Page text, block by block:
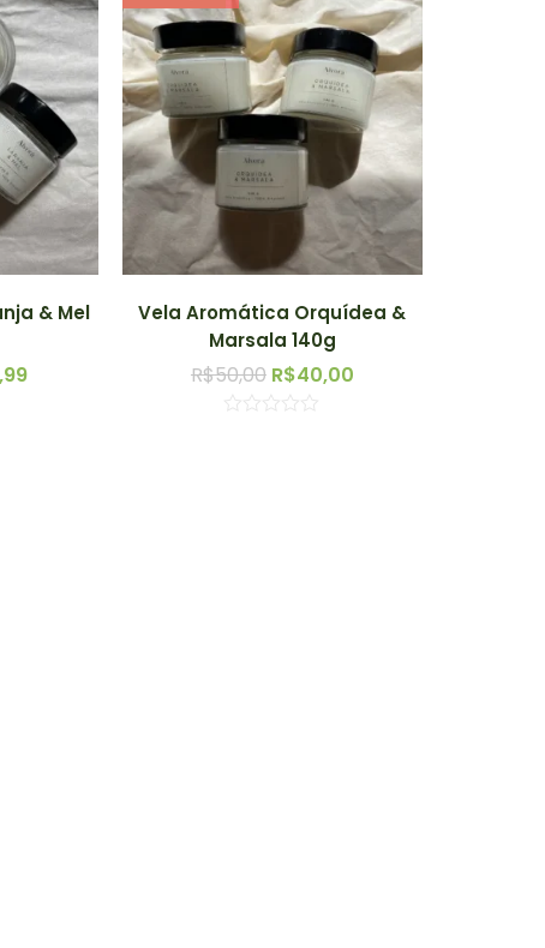
& Mel
Vela Aromática Orquídea &
Marsala 140g
R$50,00 R$40,00